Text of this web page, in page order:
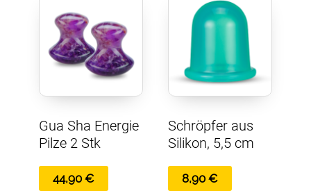
Gua Sha Energie
Pilze 2 Stk
44,90€
Schröpfer aus
Silikon, 5,5 cm
8,90€